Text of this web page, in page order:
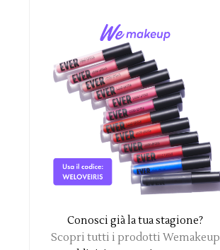
Conosci già la tua stagione?
Scopri tutti i prodotti Wemakeup